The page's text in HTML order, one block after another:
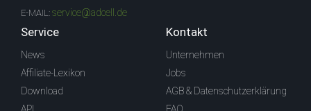
E-MAIL: service@adcell.de
Service
News
Affiliate-Lexikon
Download
Kontakt
Unternehmen
Jobs
AGB & Datenschutzerklärung